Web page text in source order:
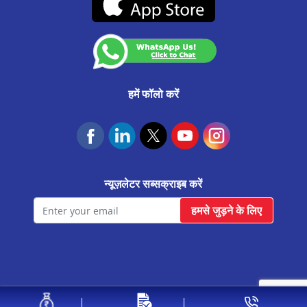
रत्नागिरि मे प्रॉपर्टी पर लोन
पेण मे प्रॉपर्टी पर लोन
पनवेल मे प्रॉपर्टी पर लोन
कोल्हापुर मे प्रॉपर्टी पर लोन
कल्याण मे प्रॉपर्टी पर लोन
जलगांव मे प्रॉपर्टी पर लोन
चाकन मे प्रॉपर्टी पर लोन
हमें फॉलो करें
न्यूज़लेटर सब्सक्राइब करें
हमसे जुड़ने के लिए